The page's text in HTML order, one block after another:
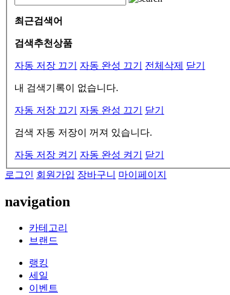
최근검색어
검색추천상품
자동 저장 끄기 자동 완성 끄기 전체삭제 닫기
내 검색기록이 없습니다.
자동 저장 끄기 자동 완성 끄기 닫기
검색 자동 저장이 꺼져 있습니다.
자동 저장 켜기 자동 완성 켜기
닫기
로그인 회원가입 장바구니 마이페이지
navigation
카테고리
브랜드
랭킹
세일
이벤트